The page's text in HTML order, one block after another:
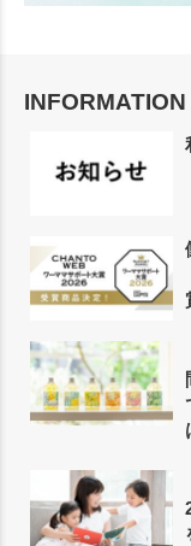
INFORMATION